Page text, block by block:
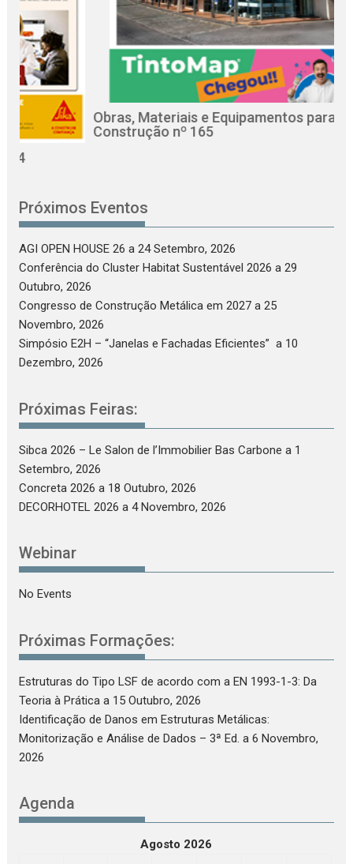
Obras, Materiais e Equipamentos para a
Construção nº 165
Próximos Eventos
AGI OPEN HOUSE 26 a 24 Setembro, 2026
Conferência do Cluster Habitat Sustentável 2026 a 29
Outubro, 2026
Congresso de Construção Metálica em 2027 a 25
Novembro, 2026
Simpósio E2H – “Janelas e Fachadas Eficientes” a 10
Dezembro, 2026
Próximas Feiras:
Sibca 2026 – Le Salon de l’Immobilier Bas Carbone a 1
Setembro, 2026
Concreta 2026 a 18 Outubro, 2026
DECORHOTEL 2026 a 4 Novembro, 2026
Webinar
No Events
Próximas Formações:
Estruturas do Tipo LSF de acordo com a EN 1993-1-3: Da
Teoria à Prática a 15 Outubro, 2026
Identificação de Danos em Estruturas Metálicas:
Monitorização e Análise de Dados – 3ª Ed. a 6 Novembro,
2026
Agenda
Agosto 2026